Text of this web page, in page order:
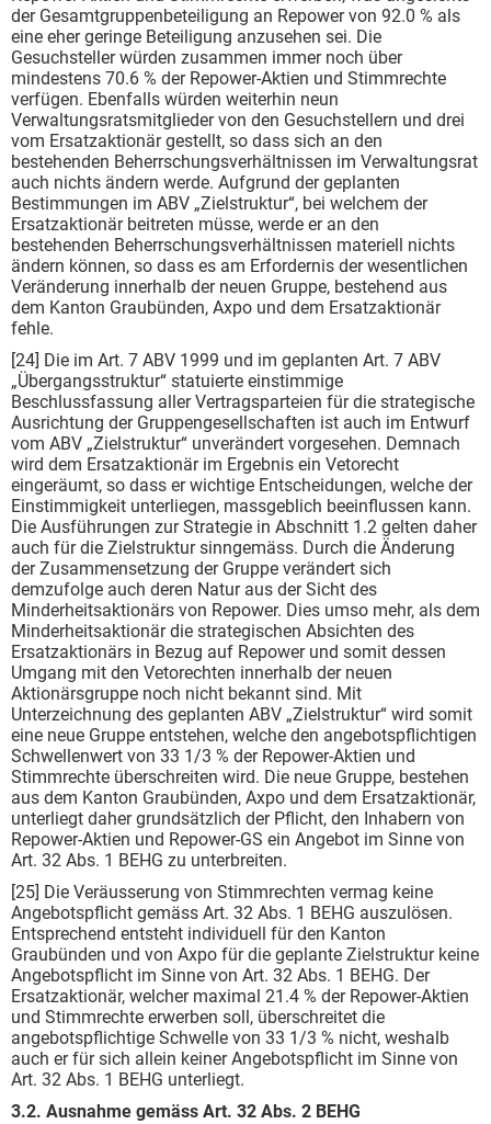
der Gesamtgruppenbeteiligung an Repower von 92.0 % als
eine eher geringe Beteiligung anzusehen sei. Die
Gesuchsteller würden zusammen immer noch über
mindestens 70.6 % der Repower-Aktien und Stimmrechte
verfügen. Ebenfalls würden weiterhin neun
Verwaltungsratsmitglieder von den Gesuchstellern und drei
vom Ersatzaktionär gestellt, so dass sich an den
bestehenden Beherrschungsverhältnissen im Verwaltungsrat
auch nichts ändern werde. Aufgrund der geplanten
Bestimmungen im ABV „Zielstruktur“, bei welchem der
Ersatzaktionär beitreten müsse, werde er an den
bestehenden Beherrschungsverhältnissen materiell nichts
ändern können, so dass es am Erfordernis der wesentlichen
Veränderung innerhalb der neuen Gruppe, bestehend aus
dem Kanton Graubünden, Axpo und dem Ersatzaktionär
fehle.
[24] Die im Art. 7 ABV 1999 und im geplanten Art. 7 ABV
„Übergangsstruktur“ statuierte einstimmige
Beschlussfassung aller Vertragsparteien für die strategische
Ausrichtung der Gruppengesellschaften ist auch im Entwurf
vom ABV „Zielstruktur“ unverändert vorgesehen. Demnach
wird dem Ersatzaktionär im Ergebnis ein Vetorecht
eingeräumt, so dass er wichtige Entscheidungen, welche der
Einstimmigkeit unterliegen, massgeblich beeinflussen kann.
Die Ausführungen zur Strategie in Abschnitt 1.2 gelten daher
auch für die Zielstruktur sinngemäss. Durch die Änderung
der Zusammensetzung der Gruppe verändert sich
demzufolge auch deren Natur aus der Sicht des
Minderheitsaktionärs von Repower. Dies umso mehr, als dem
Minderheitsaktionär die strategischen Absichten des
Ersatzaktionärs in Bezug auf Repower und somit dessen
Umgang mit den Vetorechten innerhalb der neuen
Aktionärsgruppe noch nicht bekannt sind. Mit
Unterzeichnung des geplanten ABV „Zielstruktur“ wird somit
eine neue Gruppe entstehen, welche den angebotspflichtigen
Schwellenwert von 33 1/3 % der Repower-Aktien und
Stimmrechte überschreiten wird. Die neue Gruppe, bestehen
aus dem Kanton Graubünden, Axpo und dem Ersatzaktionär,
unterliegt daher grundsätzlich der Pflicht, den Inhabern von
Repower-Aktien und Repower-GS ein Angebot im Sinne von
Art. 32 Abs. 1 BEHG zu unterbreiten.
[25] Die Veräusserung von Stimmrechten vermag keine
Angebotspflicht gemäss Art. 32 Abs. 1 BEHG auszulösen.
Entsprechend entsteht individuell für den Kanton
Graubünden und von Axpo für die geplante Zielstruktur keine
Angebotspflicht im Sinne von Art. 32 Abs. 1 BEHG. Der
Ersatzaktionär, welcher maximal 21.4 % der Repower-Aktien
und Stimmrechte erwerben soll, überschreitet die
angebotspflichtige Schwelle von 33 1/3 % nicht, weshalb
auch er für sich allein keiner Angebotspflicht im Sinne von
Art. 32 Abs. 1 BEHG unterliegt.
3.2. Ausnahme gemäss Art. 32 Abs. 2 BEHG